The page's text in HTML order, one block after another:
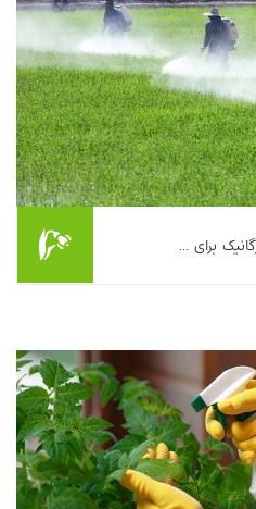
و تلاش برای کشف اینکه کدام
...
برای ...